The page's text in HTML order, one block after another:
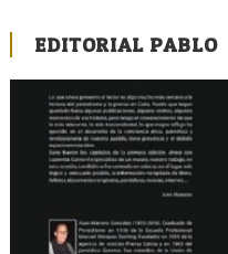
EDITORIAL PABLO